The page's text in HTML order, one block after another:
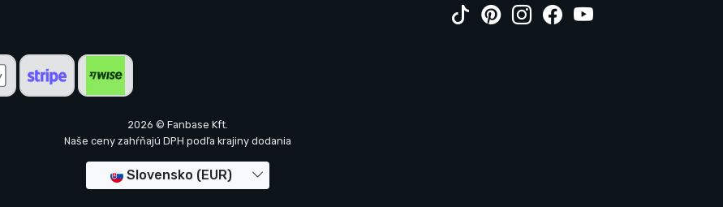
2026 © Fanbase Kft.
Naše ceny zahŕňajú DPH podľa krajiny dodania
Slovensko (EUR)